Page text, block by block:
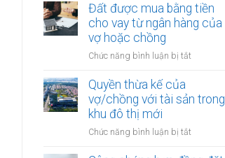
sản
trong
chứng
hợp
đồng
vốn
động
Đất được mua bằng tiền
cho vay từ ngân hàng của
vợ hoặc chồng
Chức năng bình luận bị tắt
mua
cho
Quyền thừa kế của
vợ/chồng với tài sản trong
khu đô thị mới
Chức năng bình luận bị tắt